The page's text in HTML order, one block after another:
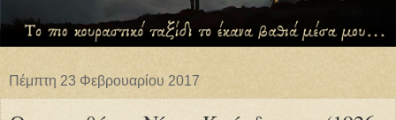
Πέμπτη 23 Φεβρουαρίου 2017